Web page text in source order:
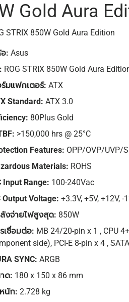
Gold Aura
STRIX 850W Gold Aura Edition
: Asus
ROG STRIX 850W Gold Aura
มแฟกเตอร์: ATX
Standard: ATX 3.0
80Plus Gold
>150,000 hrs @ 25°C
Features: OPP/OVP/UVP/
Materials: ROHS
Input Range: 100-240Vac
Output Voltage: +3.3V, +5V, +12V, -
งจ่ายไฟสูงสุด: 850W
เชื่อมต่อ: MB 24/20-pin x 1 , CPU
side), PCI-E 8-pin x 4 ,
SYNC: ARGB
ด: 180 x 150 x 86 mm
นัก: 2.728 kg